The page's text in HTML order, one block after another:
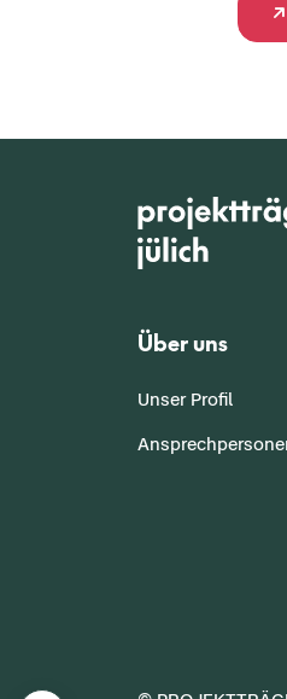
Über uns
Unser Profil